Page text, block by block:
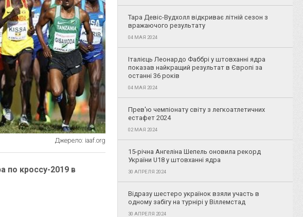
Джерело: iaaf.org
по кроссу-2019 в
Тара Девіс-Вудхолл відкриває літній сезон з
вражаючого результату
04 МАЯ 2024
Італієць Леонардо Фаббрі у штовханні ядра
показав найкращий результат в Європі за
останні 36 років
04 МАЯ 2024
Прев'ю чемпіонату світу з легкоатлетичних
естафет 2024
02 МАЯ 2024
15-річна Ангеліна Шепель оновила рекорд
України U18 у штовханні ядра
30 АПРЕЛЯ 2024
Відразу шестеро українок взяли участь в
одному забігу на турнірі у Віллемстад
30 АПРЕЛЯ 2024